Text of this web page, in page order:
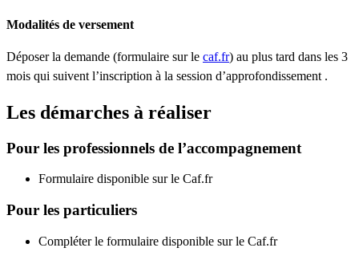
Modalités de versement
Déposer la demande (formulaire sur le caf.fr) au plus tard dans les 3
mois qui suivent l’inscription à la session d’approfondissement .
Les démarches à réaliser
Pour les professionnels de l’accompagnement
Formulaire disponible sur le Caf.fr
Pour les particuliers
Compléter le formulaire disponible sur le Caf.fr